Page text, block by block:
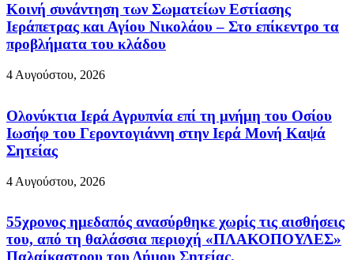
Κοινή συνάντηση των Σωματείων Εστίασης
Ιεράπετρας και Αγίου Νικολάου – Στο επίκεντρο τα
προβλήματα του κλάδου
4 Αυγούστου, 2026
Ολονύκτια Ιερά Αγρυπνία επί τη μνήμη του Οσίου
Ιωσήφ του Γεροντογιάννη στην Ιερά Μονή Καψά
Σητείας
4 Αυγούστου, 2026
55χρονος ημεδαπός ανασύρθηκε χωρίς τις αισθήσεις
του, από τη θαλάσσια περιοχή «ΠΛΑΚΟΠΟΥΛΕΣ»
Παλαίκαστρου του Δήμου Σητείας.